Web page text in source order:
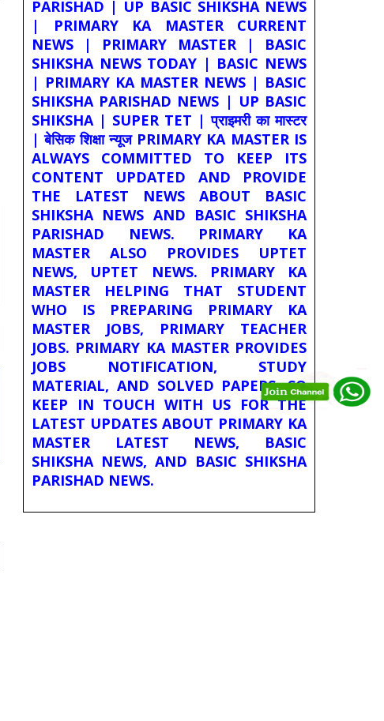
PARISHAD | UP BASIC SHIKSHA NEWS
| PRIMARY KA MASTER CURRENT
NEWS | PRIMARY MASTER | BASIC
SHIKSHA NEWS TODAY | BASIC NEWS
| PRIMARY KA MASTER NEWS | BASIC
SHIKSHA PARISHAD NEWS | UP BASIC
SHIKSHA | SUPER TET | प्राइमरी का मास्टर
| बेसिक शिक्षा न्यूज PRIMARY KA MASTER IS
ALWAYS COMMITTED TO KEEP ITS
CONTENT UPDATED AND PROVIDE
THE LATEST NEWS ABOUT BASIC
SHIKSHA NEWS AND BASIC SHIKSHA
PARISHAD NEWS. PRIMARY KA
MASTER ALSO PROVIDES UPTET
NEWS, UPTET NEWS. PRIMARY KA
MASTER HELPING THAT STUDENT
WHO IS PREPARING PRIMARY KA
MASTER JOBS, PRIMARY TEACHER
JOBS. PRIMARY KA MASTER PROVIDES
JOBS NOTIFICATION, STUDY
MATERIAL, AND SOLVED PAPERS. SO
KEEP IN TOUCH WITH US FOR THE
LATEST UPDATES ABOUT PRIMARY KA
MASTER LATEST NEWS, BASIC
SHIKSHA NEWS, AND BASIC SHIKSHA
PARISHAD NEWS.